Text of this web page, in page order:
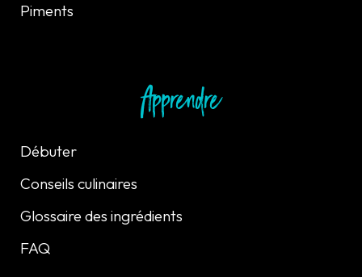
Piments
Apprendre
Débuter
Conseils culinaires
Glossaire des ingrédients
FAQ